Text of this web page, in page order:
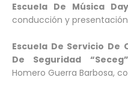
Escuela De Música
conducción y
Escuela De Servicio De
De Seguridad “Seceg”
Homero Guerra Barbosa,